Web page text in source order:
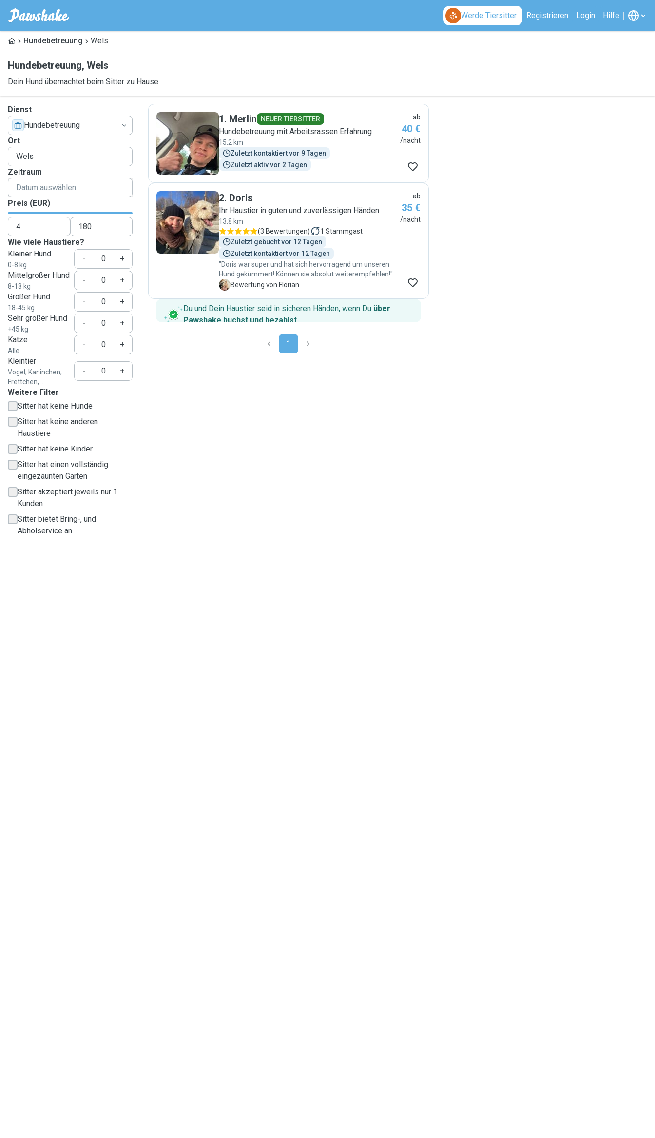
Werde Tiersitter Registrieren Login Hilfe
Hundebetreuung Wels
Hundebetreuung, Wels
Dein Hund übernachtet beim Sitter zu Hause
Dienst
Hundebetreuung
Ort
Zeitraum
Preis (EUR)
Wie viele Haustiere?
Kleiner Hund
0-8 kg
-
+
Mittelgroßer Hund
8-18 kg
-
+
Großer Hund
18-45 kg
-
+
Sehr großer Hund
+45 kg
-
+
Katze
Alle
-
+
Kleintier
Vogel, Kaninchen,
Frettchen, ...
- +
Weitere Filter
Sitter hat keine Hunde
Sitter hat keine anderen
Haustiere
Sitter hat keine Kinder
Sitter hat einen vollständig
eingezäunten Garten
Sitter akzeptiert jeweils nur 1
Kunden
Sitter bietet Bring-, und
Abholservice an
M
1. Merlin NEUER TIERSITTER
Hundebetreuung mit Arbeitsrassen Erfahrung
15.2 km
Zuletzt kontaktiert vor 9 Tagen
Zuletzt aktiv vor 2 Tagen
ab
40 €
/nacht
D
2. Doris
Ihr Haustier in guten und zuverlässigen Händen
13.8 km
(3 Bewertungen) 1 Stammgast
Zuletzt gebucht vor 12 Tagen
Zuletzt kontaktiert vor 12 Tagen
"Doris war super und hat sich hervorragend um unseren
Hund gekümmert! Können sie absolut weiterempfehlen!"
F
Bewertung von Florian
ab
35 €
/nacht
Du und Dein Haustier seid in sicheren Händen, wenn Du über
Pawshake buchst und bezahlst.
1